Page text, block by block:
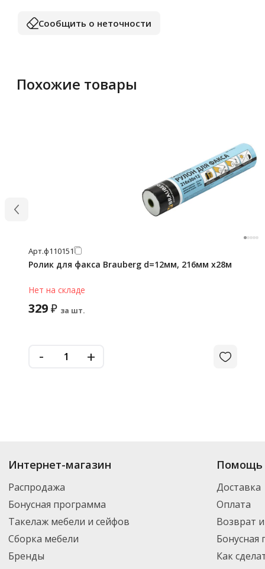
Сообщить о неточности
Похожие товары
Арт.ф110151
Ролик для факса Brauberg d=12мм, 216мм х28м
Нет на складе
329₽ за шт.
- +
Интернет-магазин
Распродажа
Бонусная программа
Такелаж мебели и сейфов
Сборка мебели
Бренды
Помощь
Доставка
Оплата
Возврат
Бонусная
Как